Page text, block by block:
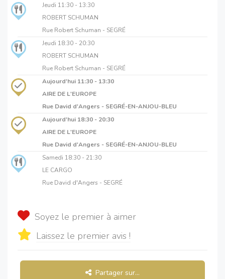
Jeudi 11:30 - 13:30
ROBERT SCHUMAN
Rue Robert Schuman - SEGRÉ
Jeudi 18:30 - 20:30
ROBERT SCHUMAN
Rue Robert Schuman - SEGRÉ
Aujourd'hui 11:30 - 13:30
AIRE DE L'EUROPE
Rue David d'Angers - SEGRÉ-EN-ANJOU-BLEU
Aujourd'hui 18:30 - 20:30
AIRE DE L'EUROPE
Rue David d'Angers - SEGRÉ-EN-ANJOU-BLEU
Samedi 18:30 - 21:30
LE CARGO
Rue David d'Angers - SEGRÉ
Soyez le premier à aimer
Laissez le premier avis !
Partager sur...